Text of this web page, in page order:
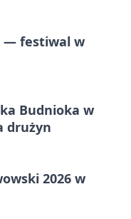
— festiwal w
Budnioka w
drużyn
2026 w